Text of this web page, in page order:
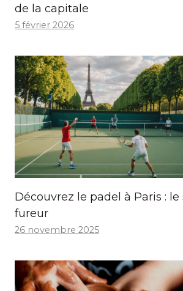
de la capitale
5 février 2026
Découvrez le padel à Paris :
fureur
26 novembre 2025